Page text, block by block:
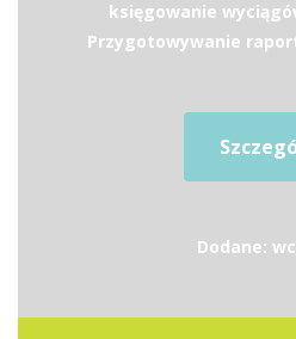
księgowanie
Przygotowywanie
Dodane: